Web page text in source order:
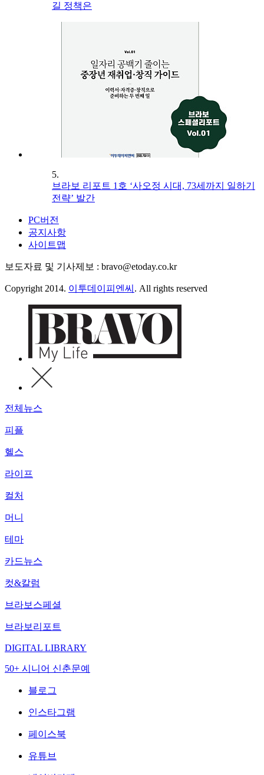
길 정책은
5.
브라보 리포트 1호 ‘사오정 시대, 73세까지 일하기
전략’ 발간
PC버전
공지사항
사이트맵
보도자료 및 기사제보 : bravo@etoday.co.kr
Copyright 2014. 이투데이피엔씨 . All rights reserved
전체뉴스
피플
헬스
라이프
컬처
머니
테마
카드뉴스
컷&칼럼
브라보스페셜
브라보리포트
DIGITAL LIBRARY
50+ 시니어 신춘문예
블로그
인스타그램
페이스북
유튜브